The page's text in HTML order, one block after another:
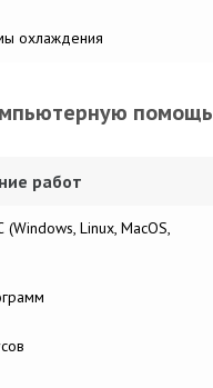
охлаждения
помощь
работ
(Windows, Linux, MacOS,